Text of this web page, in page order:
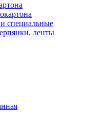
специальные
ленты